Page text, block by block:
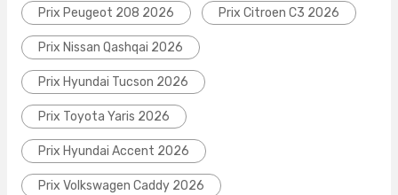
Prix Peugeot 208 2026 Prix Citroen C3 2026
Prix Nissan Qashqai 2026
Prix Hyundai Tucson 2026
Prix Toyota Yaris 2026
Prix Hyundai Accent 2026
Prix Volkswagen Caddy 2026